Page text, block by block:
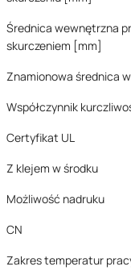
Średnica wewnętrzna
skurczeniem [mm]
Znamionowa średnica
Współczynnik
Certyfikat UL
Z klejem w środku
Możliwość nadruku
CN
Zakres temperatur